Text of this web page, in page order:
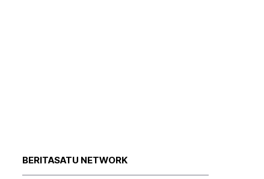
BERITASATU NETWORK